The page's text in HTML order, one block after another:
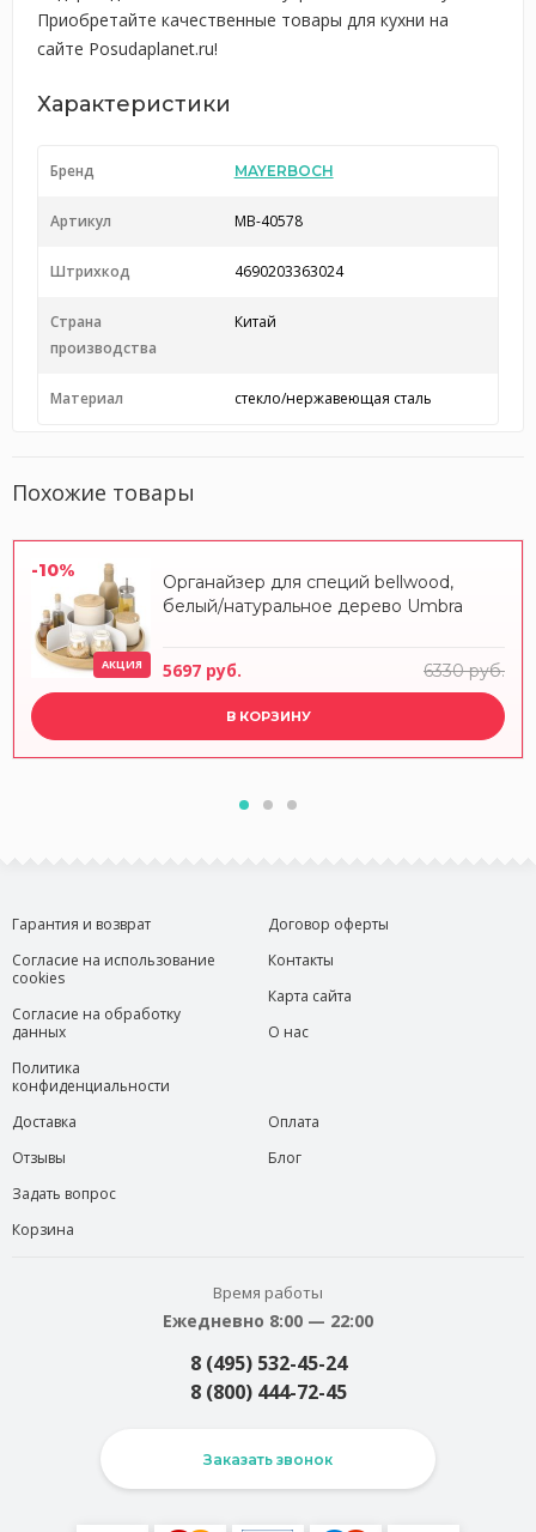
Приобретайте качественные товары для кухни на
сайте Posudaplanet.ru!
Характеристики
Бренд MAYERBOCH
Артикул MB-40578
Штрихкод 4690203363024
Страна
производства
Китай
Материал стекло/нержавеющая сталь
Похожие товары
-10%
АКЦИЯ
Органайзер для специй bellwood,
белый/натуральное дерево Umbra
5697 руб. 6330 руб.
В КОРЗИНУ
Гарантия и возврат
Согласие на использование
cookies
Согласие на обработку
данных
Политика
конфиденциальности
Договор оферты
Контакты
Карта сайта
О нас
Доставка
Отзывы
Задать вопрос
Корзина
Оплата
Блог
Время работы
Ежедневно 8:00 — 22:00
8 (495) 532-45-24
8 (800) 444-72-45
Заказать звонок